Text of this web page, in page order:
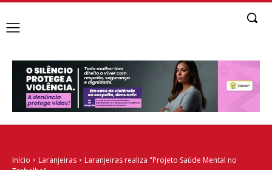
Início Laranjeiras
Laranjeiras realiza "Projeto Saúde Mental no